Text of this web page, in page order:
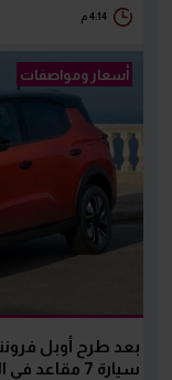
4:14 م
أسعار ومواصفات
بعد طرح أوبل
سيارة 7 مقاعد في السوق المصري